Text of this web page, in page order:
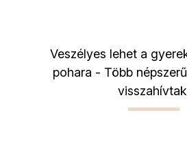
Veszélyes lehet a
pohara - Több
visszahívtak